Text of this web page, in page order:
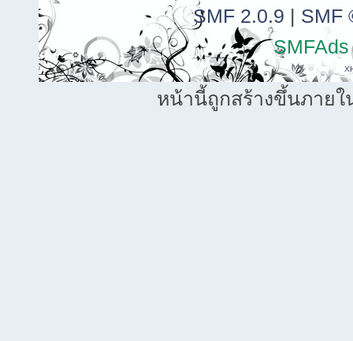
SMF 2.0.9 | SMF
SMFAds
หน้านี้ถูกสร้างขึ้นภายใ